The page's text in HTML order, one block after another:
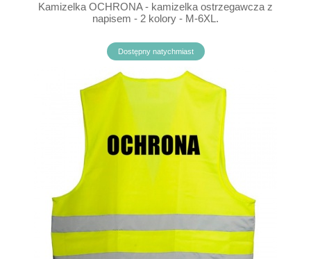
Kamizelka OCHRONA - kamizelka ostrzegawcza z
napisem - 2 kolory - M-6XL.
Dostępny natychmiast